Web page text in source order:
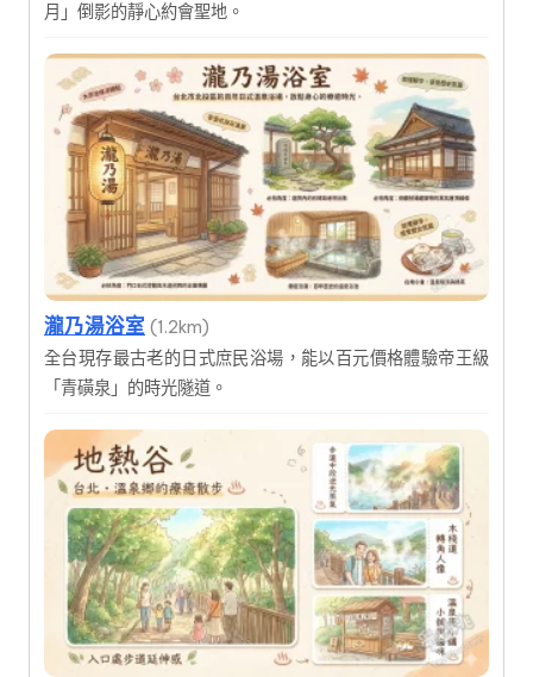
月」倒影的靜心約會聖地。
瀧乃湯浴室 (1.2km)
全台現存最古老的日式庶民浴場，能以百元價格體驗帝王級
「青磺泉」的時光隧道。